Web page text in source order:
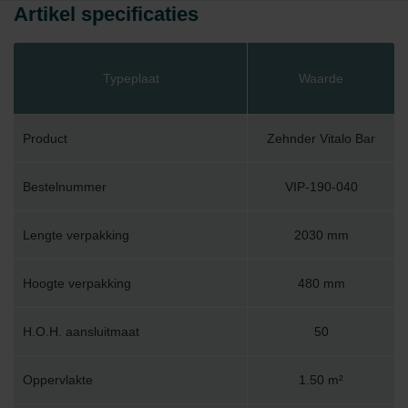
Artikel specificaties
Typeplaat Waarde
Product Zehnder Vitalo Bar
Bestelnummer VIP-190-040
Lengte verpakking 2030 mm
Hoogte verpakking 480 mm
H.O.H. aansluitmaat 50
Oppervlakte 1.50 m²